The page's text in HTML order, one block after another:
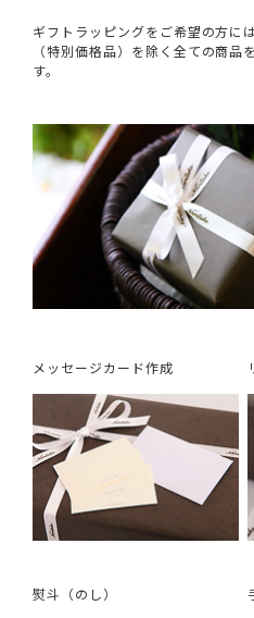
ギフトラッピングをご希望の方に
（特別価格品）を除く全ての商
す。
メッセージカード作成
熨斗（のし）